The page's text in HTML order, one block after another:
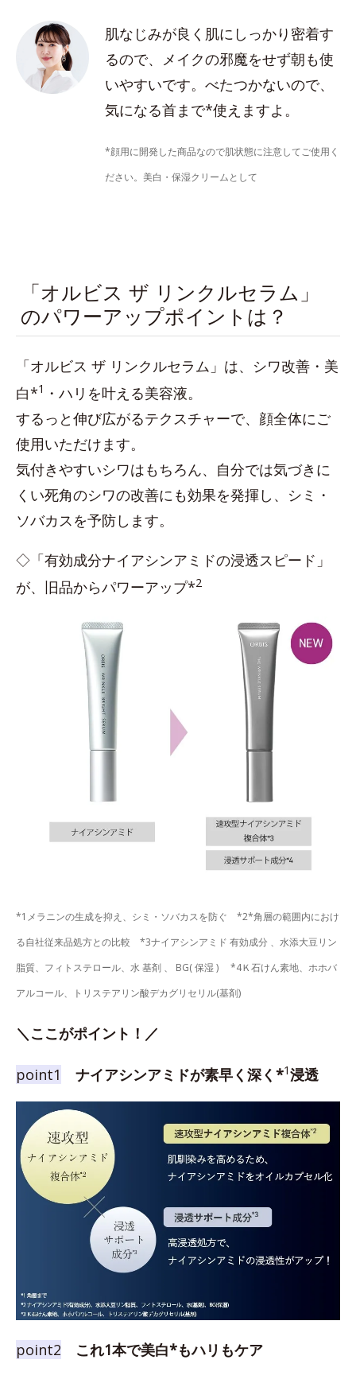
肌なじみが良く肌にしっかり密着す
るので、メイクの邪魔をせず朝も使
いやすいです。べたつかないので、
気になる首まで*使えますよ。
*顔用に開発した商品なので肌状態に注意してご使用く
ださい。美白・保湿クリームとして
「オルビス ザ リンクルセラム」
のパワーアップポイントは？
「オルビス ザ リンクルセラム」は、シワ改善・美
白*1 ・ハリを叶える美容液。
するっと伸び広がるテクスチャーで、顔全体にご
使用いただけます。
気付きやすいシワはもちろん、自分では気づきに
くい死角のシワの改善にも効果を発揮し、シミ・
ソバカスを予防します。
◇「有効成分ナイアシンアミドの浸透スピード」
が、旧品からパワーアップ*2
*1メラニンの生成を抑え、シミ・ソバカスを防ぐ *2*角層の範囲内におけ
る自社従来品処方との比較 *3ナイアシンアミド 有効成分 、水添大豆リン
脂質、フィトステロール、水 基剤 、 BG( 保湿 ) *4Ｋ石けん素地、ホホバ
アルコール、トリステアリン酸デカグリセリル(基剤)
＼ここがポイント！／
point1 ナイアシンアミドが素早く深く*1浸透
point2 これ1本で美白*もハリもケア